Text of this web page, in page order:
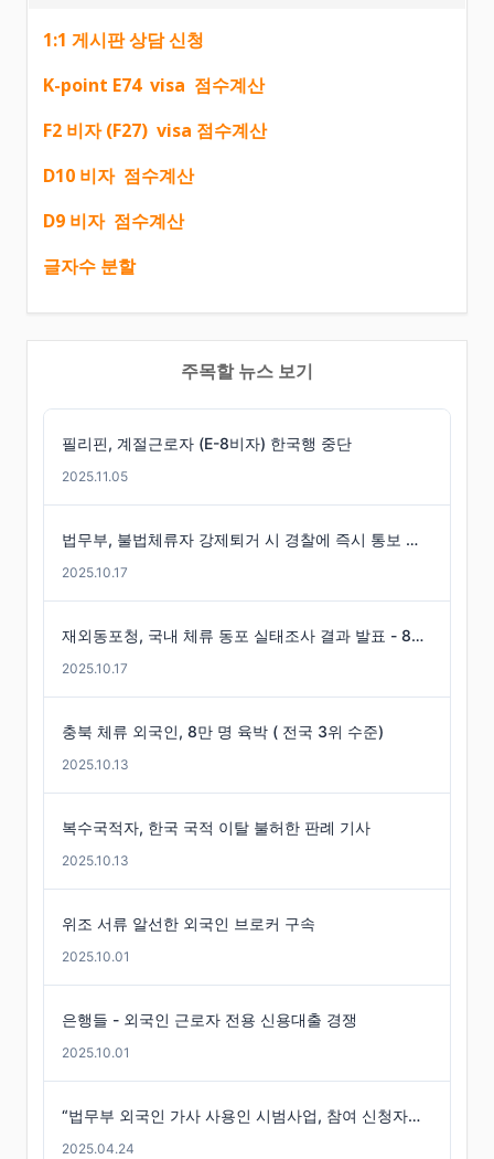
1:1 게시판 상담 신청
K-point E74 visa 점수계산
F2 비자 (F27) visa 점수계산
D10 비자 점수계산
D9 비자 점수계산
글자수 분할
주목할 뉴스 보기
필리핀, 계절근로자 (E-8비자) 한국행 중단
2025.11.05
법무부, 불법체류자 강제퇴거 시 경찰에 즉시 통보 제도 마련
2025.10.17
재외동포청, 국내 체류 동포 실태조사 결과 발표 - 86만 명 체류 통계 발표
2025.10.17
충북 체류 외국인, 8만 명 육박 ( 전국 3위 수준)
2025.10.13
복수국적자, 한국 국적 이탈 불허한 판례 기사
2025.10.13
위조 서류 알선한 외국인 브로커 구속
2025.10.01
은행들 - 외국인 근로자 전용 신용대출 경쟁
2025.10.01
“법무부 외국인 가사 사용인 시범사업, 참여 신청자는 미미”
2025.04.24